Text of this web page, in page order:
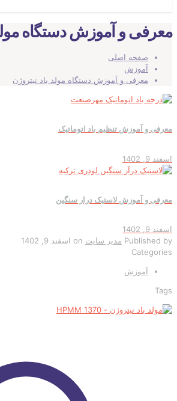
معرفی و آموزش دستگاه
صفحه اصلی
آموزش
معرفی و آموزش دستگاه مولد باد نیتروژن
معرفی و آموزش تنظیم باد اتوماتیک
اسفند 9, 1402
معرفی و آموزش لاستیک درار سنگین
اسفند 9, 1402
Published by مدیر سایت on اسفند 9, 1402
Categories
آموزش
Tags